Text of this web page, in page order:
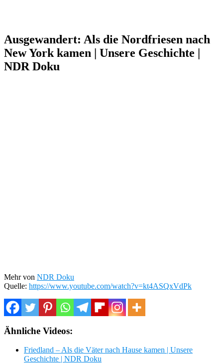
Ausgewandert: Als die Nordfriesen nach
New York kamen | Unsere Geschichte |
NDR Doku
Mehr von NDR Doku
Quelle: https://www.youtube.com/watch?v=kt4ASQxVdPk
Ähnliche Videos:
Friedland – Als die Väter nach Hause kamen | Unsere
Geschichte | NDR Doku